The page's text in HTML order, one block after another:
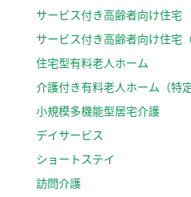
サービス付き高齢者向け住宅
サービス付き高齢者向け住宅
住宅型有料老人ホーム
介護付き有料老人ホーム（特定
小規模多機能型居宅介護
デイサービス
ショートステイ
訪問介護